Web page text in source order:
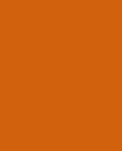
-
der